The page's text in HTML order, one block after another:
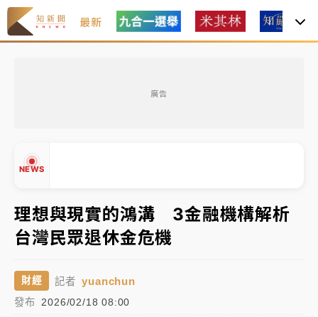
最新
廣告
NEWS
中信慈善基金會想增加董事人數！辜仲諒向法院聲請遭
駁 理由曝光
故宮《龍藏經》特展第2檔！今線上預約開賣一度塞車
周六起展出延長至晚上7時
台東農業處長涉圖利渡假村！東檢抗告成功 今重開羈
父親節泡湯了！中颱白海豚雨彈轟3天 「紅到發紫」降
雨熱區曝
理想與現實的鴻溝 3金融機構解析
台灣民眾退休金危機
財經 記者 yuanchun
發布 2026/02/18 08:00